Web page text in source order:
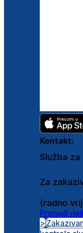
Kontakt:
Služba
Za
(radno
Pronađi
>